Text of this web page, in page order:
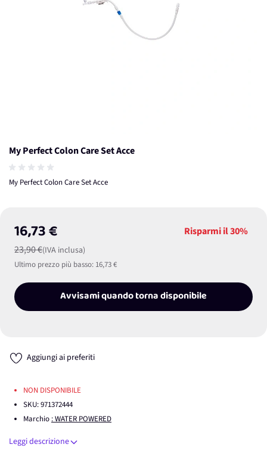
My Perfect Colon Care Set Acce
My Perfect Colon Care Set Acce
16,73 €
23,90 €(IVA inclusa)
Risparmi il30%
Ultimo prezzo più basso: 16,73 €
Avvisami quando torna disponibile
Aggiungi ai preferiti
NON DISPONIBILE
SKU:971372444
Marchio : WATER POWERED
Leggi descrizione